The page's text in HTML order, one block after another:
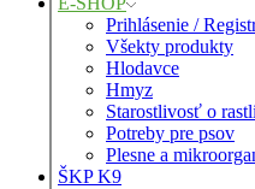
Prihlásenie /
Všekty produkty
Hlodavce
Hmyz
Starostlivosť o
Potreby pre psov
Plesne a
ŠKP K9